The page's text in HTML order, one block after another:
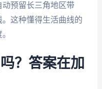
预留长三角地区带
这种懂得生活曲线的
？答案在加